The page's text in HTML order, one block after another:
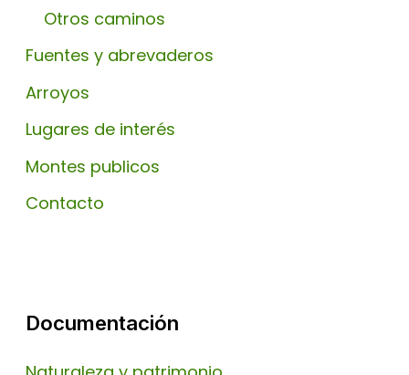
Otros caminos
Fuentes y abrevaderos
Arroyos
Lugares de interés
Montes publicos
Contacto
Documentación